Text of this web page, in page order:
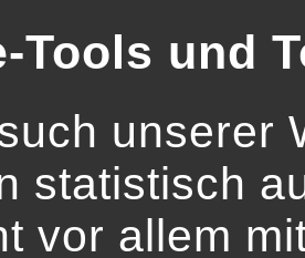
Tools und
unserer
statistisch
vor allem